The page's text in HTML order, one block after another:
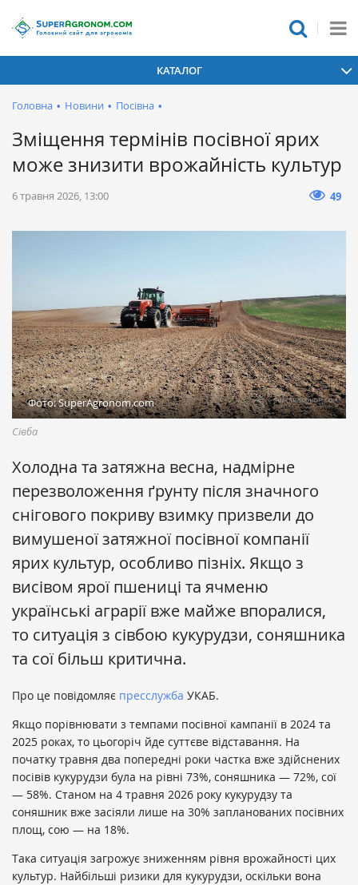
КАТАЛОГ
Головна • Новини • Посівна •
Зміщення термінів посівної ярих
може знизити врожайність культур
6 травня 2026, 13:00 49
Фото: SuperAgronom.com
Сівба
Холодна та затяжна весна, надмірне
перезволоження ґрунту після значного
снігового покриву взимку призвели до
вимушеної затяжної посівної компанії
ярих культур, особливо пізніх. Якщо з
висівом ярої пшениці та ячменю
українські аграрії вже майже впоралися,
то ситуація з сівбою кукурудзи, соняшника
та сої більш критична.
Про це повідомляє пресслужба УКАБ.
Якщо порівнювати з темпами посівної кампанії в 2024 та
2025 роках, то цьогоріч йде суттєве відставання. На
початку травня два попередні роки частка вже здійснених
посівів кукурудзи була на рівні 73%, соняшника — 72%, сої
— 58%. Станом на 4 травня 2026 року кукурудзу та
соняшник вже засіяли лише на 30% запланованих посівних
площ, сою — на 18%.
Така ситуація загрожує зниженням рівня врожайності цих
культур. Найбільші ризики для кукурудзи, оскільки вона